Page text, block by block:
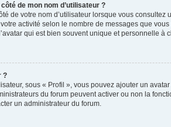
de mon nom d’utilisateur ?
de votre nom d’utilisateur lorsque vous
activité selon le nombre de messages que
qui est bien souvent unique et personnelle à
?
sous « Profil », vous pouvez ajouter un
du forum peuvent activer ou non la
un administrateur du forum.